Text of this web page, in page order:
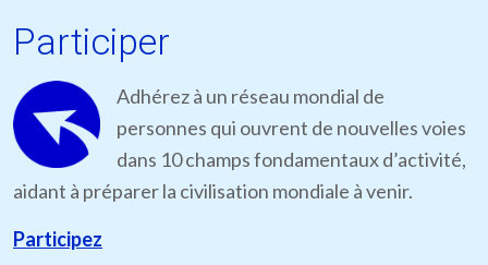
Participer
Adhérez à un réseau mondial de
personnes qui ouvrent de nouvelles voies
dans 10 champs fondamentaux d’activité,
aidant à préparer la civilisation mondiale à venir.
Participez